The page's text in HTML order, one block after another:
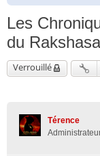
Les
du
Verrouillé
Térence